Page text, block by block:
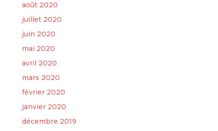
août 2020
juillet 2020
juin 2020
mai 2020
avril 2020
mars 2020
février 2020
janvier 2020
décembre 2019